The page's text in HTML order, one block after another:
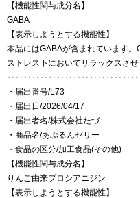
【機能性関与成分名】
GABA
【表示しようとする機能性】
本品にはGABAが含まれています
ストレス下においてリラックスさ
‥‥‥‥‥‥‥‥‥‥‥‥‥‥‥‥
・届出番号/L73
・届出日/2026/04/17
・届出者名/株式会社たづ
・商品名/あぷるんゼリー
・食品の区分/加工食品(その他)
【機能性関与成分名】
りんご由来プロシアニジン
【表示しようとする機能性】